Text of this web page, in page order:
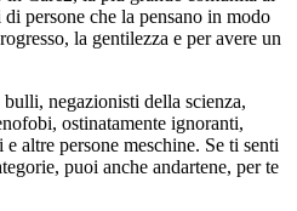
persone che la pensano in modo
la gentilezza e per avere un
negazionisti della scienza,
ostinatamente ignoranti,
altre persone meschine. Se ti senti
puoi anche andartene, per te